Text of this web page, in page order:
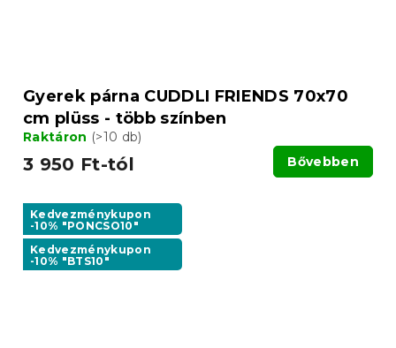
Gyerek párna CUDDLI FRIENDS 70x70
cm plüss - több színben
Raktáron (>10 db)
3 950 Ft-tól Bővebben
Kedvezménykupon
-10% "PONCSO10"
Kedvezménykupon
-10% "BTS10"